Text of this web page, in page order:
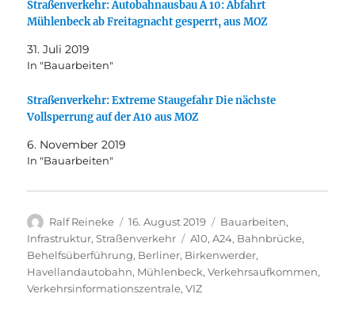
Straßenverkehr: Autobahnausbau A 10: Abfahrt
Mühlenbeck ab Freitagnacht gesperrt, aus MOZ
31. Juli 2019
In "Bauarbeiten"
Straßenverkehr: Extreme Staugefahr Die nächste
Vollsperrung auf der A10 aus MOZ
6. November 2019
In "Bauarbeiten"
Autor
Ralf Reineke
Veröffentlicht
am
16. August 2019 Kategorien
Bauarbeiten,
Infrastruktur,Straßenverkehr Schlagwörter
A10,A24, Bahnbrücke,
Behelfsüberführung, Berliner, Birkenwerder,
Havellandautobahn, Mühlenbeck,Verkehrsaufkommen,
Verkehrsinformationszentrale,VIZ